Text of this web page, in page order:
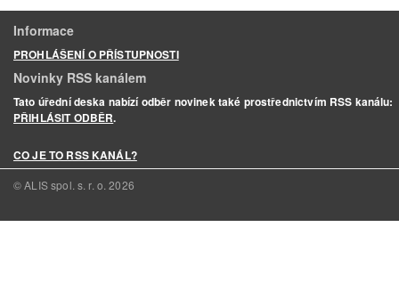
Informace
PROHLÁŠENÍ O PŘÍSTUPNOSTI
Novinky RSS kanálem
Tato úřední deska nabízí odběr novinek také prostřednictvím RSS kanálu:
PŘIHLÁSIT ODBĚR.
CO JE TO RSS KANÁL?
© ALIS spol. s. r. o.2026